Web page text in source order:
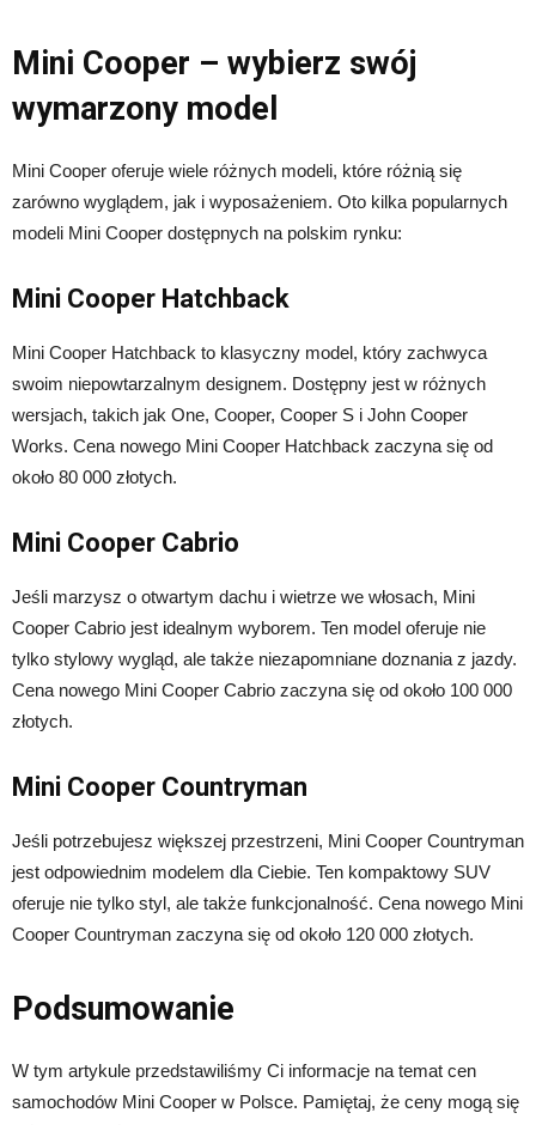
Mini Cooper – wybierz swój
wymarzony model
Mini Cooper oferuje wiele różnych modeli, które różnią się
zarówno wyglądem, jak i wyposażeniem. Oto kilka popularnych
modeli Mini Cooper dostępnych na polskim rynku:
Mini Cooper Hatchback
Mini Cooper Hatchback to klasyczny model, który zachwyca
swoim niepowtarzalnym designem. Dostępny jest w różnych
wersjach, takich jak One, Cooper, Cooper S i John Cooper
Works. Cena nowego Mini Cooper Hatchback zaczyna się od
około 80 000 złotych.
Mini Cooper Cabrio
Jeśli marzysz o otwartym dachu i wietrze we włosach, Mini
Cooper Cabrio jest idealnym wyborem. Ten model oferuje nie
tylko stylowy wygląd, ale także niezapomniane doznania z jazdy.
Cena nowego Mini Cooper Cabrio zaczyna się od około 100 000
złotych.
Mini Cooper Countryman
Jeśli potrzebujesz większej przestrzeni, Mini Cooper Countryman
jest odpowiednim modelem dla Ciebie. Ten kompaktowy SUV
oferuje nie tylko styl, ale także funkcjonalność. Cena nowego Mini
Cooper Countryman zaczyna się od około 120 000 złotych.
Podsumowanie
W tym artykule przedstawiliśmy Ci informacje na temat cen
samochodów Mini Cooper w Polsce. Pamiętaj, że ceny mogą się